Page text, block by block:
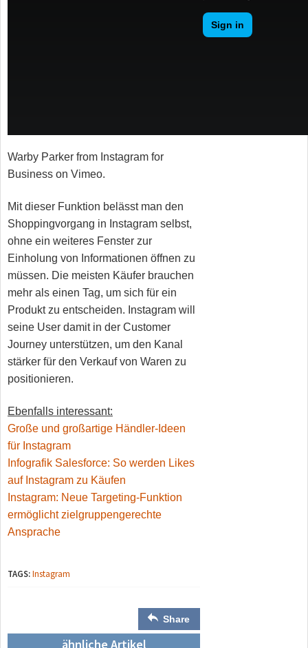
Warby Parker from Instagram for
Business on Vimeo.
Mit dieser Funktion belässt man den
Shoppingvorgang in Instagram selbst,
ohne ein weiteres Fenster zur
Einholung von Informationen öffnen zu
müssen. Die meisten Käufer brauchen
mehr als einen Tag, um sich für ein
Produkt zu entscheiden. Instagram will
seine User damit in der Customer
Journey unterstützen, um den Kanal
stärker für den Verkauf von Waren zu
positionieren.
Ebenfalls interessant:
Große und großartige Händler-Ideen
für Instagram
Infografik Salesforce: So werden Likes
auf Instagram zu Käufen
Instagram: Neue Targeting-Funktion
ermöglicht zielgruppengerechte
Ansprache
TAGS:Instagram
Share
ähnliche Artikel